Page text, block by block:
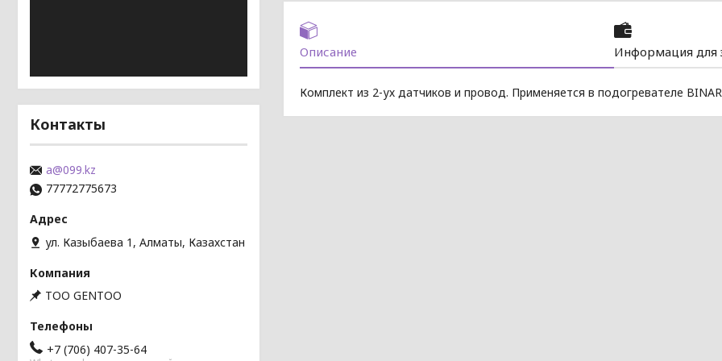
Описание Информация для
Комплект из 2-ух датчиков и провод. Применяется в подогревателе BINAR
Контакты
a@099.kz
77772775673
ул. Казыбаева 1, Алматы, Казахстан
TOO GENTOO
+7 (706) 407-35-64